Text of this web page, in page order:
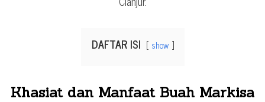
DAFTAR ISI show
Khasiat dan Manfaat Buah Markisa